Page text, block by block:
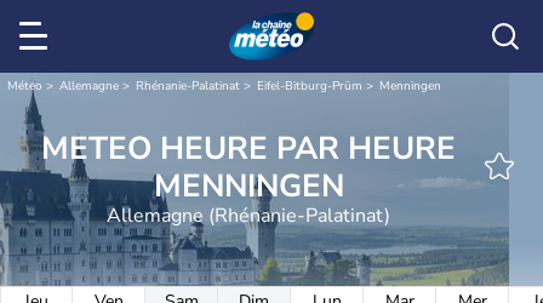
Météo Allemagne Rhénanie-Palatinat Eifel-Bitburg-Prüm Menningen
METEO HEURE PAR HEURE
MENNINGEN
Allemagne (Rhénanie-Palatinat)